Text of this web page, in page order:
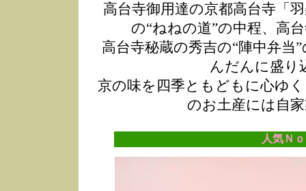
高台寺御用達の京都高台寺「
の“ねねの道”の中程、高
高台寺秘蔵の秀吉の“陣中弁
んだんに盛り
京の味を四季ともどもに心ゆ
のお土産には自
人気Ｎ